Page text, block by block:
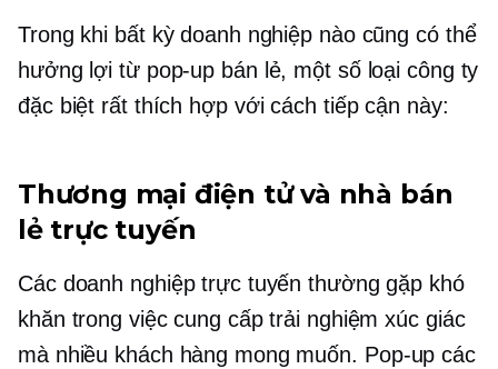
Trong khi bất kỳ doanh nghiệp nào cũng có thể
hưởng lợi từ pop-up bán lẻ, một số loại công ty
đặc biệt rất thích hợpvới cách tiếp cận này:
Thương mại điện tử và nhà bán
lẻ trực tuyến
Các doanh nghiệp trực tuyến thường gặp khó
khăn trong việc cung cấp trải nghiệm xúc giác
mà nhiều khách hàng mong muốn. Pop-up các